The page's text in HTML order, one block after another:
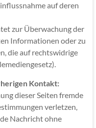
auf deren
zur Überwachung der
Informationen oder zu
die auf rechtswidrige
Kontakt:
dieser Seiten fremde
verletzen,
Nachricht ohne